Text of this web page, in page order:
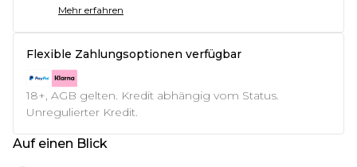
Mehr erfahren
Flexible Zahlungsoptionen verfügbar
18+, AGB gelten. Kredit abhängig vom Status.
Unregulierter Kredit.
Auf einen Blick